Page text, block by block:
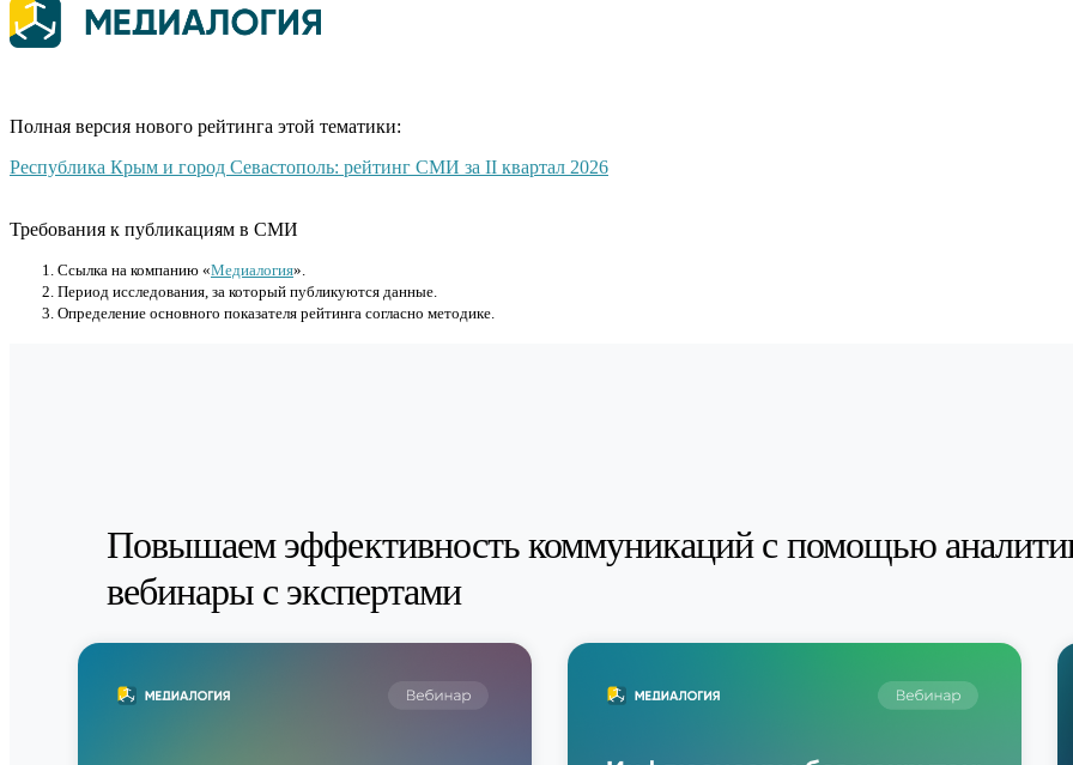
Полная версия нового рейтинга этой тематики:
Республика Крым и город Севастополь: рейтинг СМИ за II квартал 2026
Требования к публикациям в СМИ
Cсылка на компанию «Медиалогия».
Период исследования, за который публикуются данные.
Определение основного показателя рейтинга согласно методике.
Повышаем эффективность коммуникаций с помощью
вебинары с экспертами